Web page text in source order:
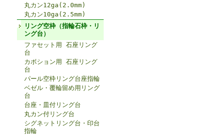
丸カン12ga(2.0mm)
丸カン10ga(2.5mm)
リング空枠（指輪石枠・リ
ング台）
ファセット用 石座リング
台
カボション用 石座リング
台
パール空枠リング台座指輪
ベゼル・覆輪留め用リング
台
台座・皿付リング台
丸カン付リング台
シグネットリング台・印台
指輪